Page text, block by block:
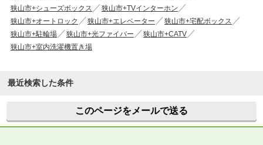
狭山市+シューズボックス
狭山市+TVインターホン
狭山市+オートロック
狭山市+エレベーター
狭山市+宅配ボックス
狭山市+駐輪場
狭山市+光ファイバー
狭山市+CATV
狭山市+室内洗濯機置き場
最近検索した条件
このページをメールで送る